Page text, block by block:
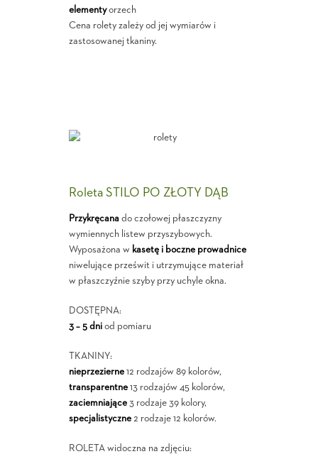
elementyorzech
Cena rolety zależy od jej wymiarów i
zastosowanej tkaniny.
Roleta STILO PO ZŁOTY DĄB
Przykręcanado czołowej płaszczyzny
wymiennych listew przyszybowych.
Wyposażona w kasetę i boczne prowadnice
niwelujące prześwit i utrzymujące materiał
w płaszczyźnie szyby przy uchyle okna.
DOSTĘPNA:
3 – 5 dniod pomiaru
TKANINY:
nieprzezierne12 rodzajów 89 kolorów,
transparentne13 rodzajów 45 kolorów,
zaciemniające3 rodzaje 39 kolory,
specjalistyczne2 rodzaje 12 kolorów.
ROLETA widoczna na zdjęciu: